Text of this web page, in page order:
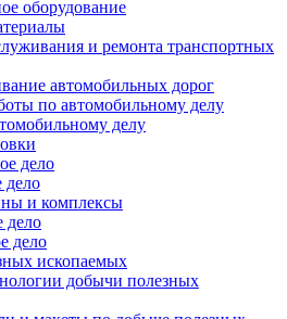
оборудование
и ремонта транспортных
автомобильных дорог
по автомобильному делу
делу
дело
дело
и комплексы
дело
дело
ископаемых
добычи полезных